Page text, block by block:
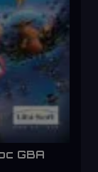
GBA